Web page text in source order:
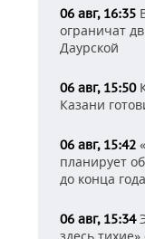
06 авг, 16:35
ограничат
Даурской
06 авг, 15:50
Казани
06 авг, 15:42
планирует
до конца года
06 авг, 15:34